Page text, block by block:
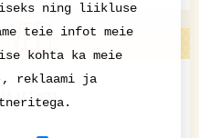
ning liikluse
teie infot meie
kohta ka meie
, reklaami ja